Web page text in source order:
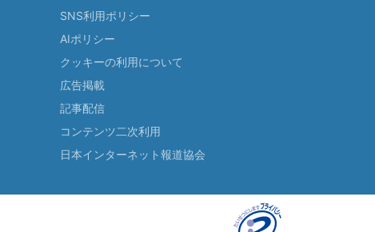
SNS利用ポリシー
AIポリシー
クッキーの利用について
広告掲載
記事配信
コンテンツ二次利用
日本インターネット報道協会